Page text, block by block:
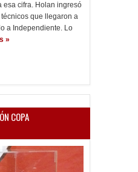
esa cifra. Holan ingresó
que llegaron a
a Independiente. Lo
»
COPA